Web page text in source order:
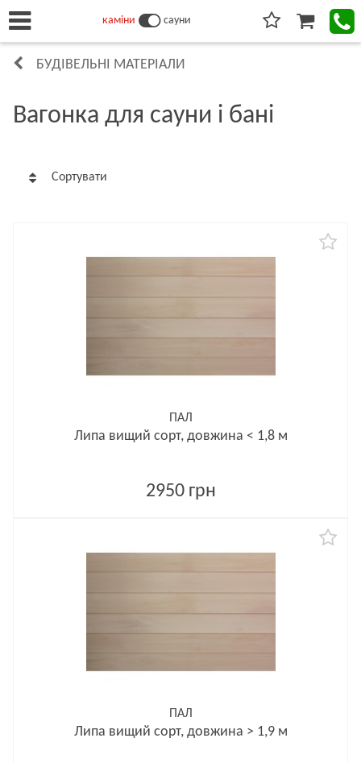
каміни сауни
БУДІВЕЛЬНІ МАТЕРІАЛИ
Вагонка для сауни і бані
Сортувати
ПАЛ
Липа вищий сорт, довжина < 1,8 м
2950 грн
ПАЛ
Липа вищий сорт, довжина > 1,9 м